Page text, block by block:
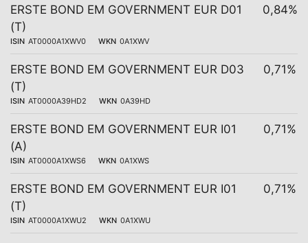
ERSTE BOND EM GOVERNMENT EUR D01
(T)
ISIN AT0000A1XWV0 WKN 0A1XWV
0,84%
ERSTE BOND EM GOVERNMENT EUR D03
(T)
ISIN AT0000A39HD2 WKN 0A39HD
0,71%
ERSTE BOND EM GOVERNMENT EUR I01
(A)
ISIN AT0000A1XWS6 WKN 0A1XWS
0,71%
ERSTE BOND EM GOVERNMENT EUR I01
(T)
ISIN AT0000A1XWU2 WKN 0A1XWU
0,71%